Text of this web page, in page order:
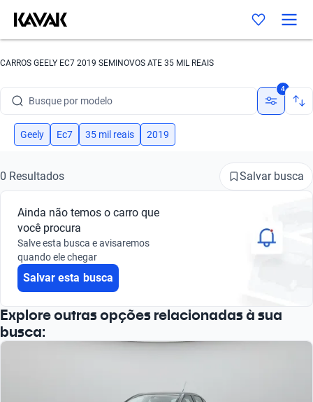
CARROS GEELY EC7 2019 SEMINOVOS ATE 35 MIL REAIS
Busque por modelo
Busque por versão
Busque por marca
Busque por modelo
Busque por versão
4
Geely Ec7 35 mil reais 2019
0 Resultados Salvar busca
Ainda não temos o carro que
você procura
Salve esta busca e avisaremos
quando ele chegar
Salvar esta busca
Explore outras opções relacionadas à sua
busca: